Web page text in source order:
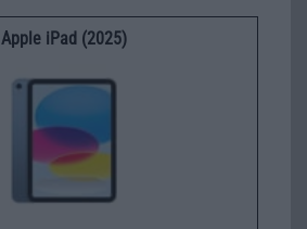
Apple iPad (2025)